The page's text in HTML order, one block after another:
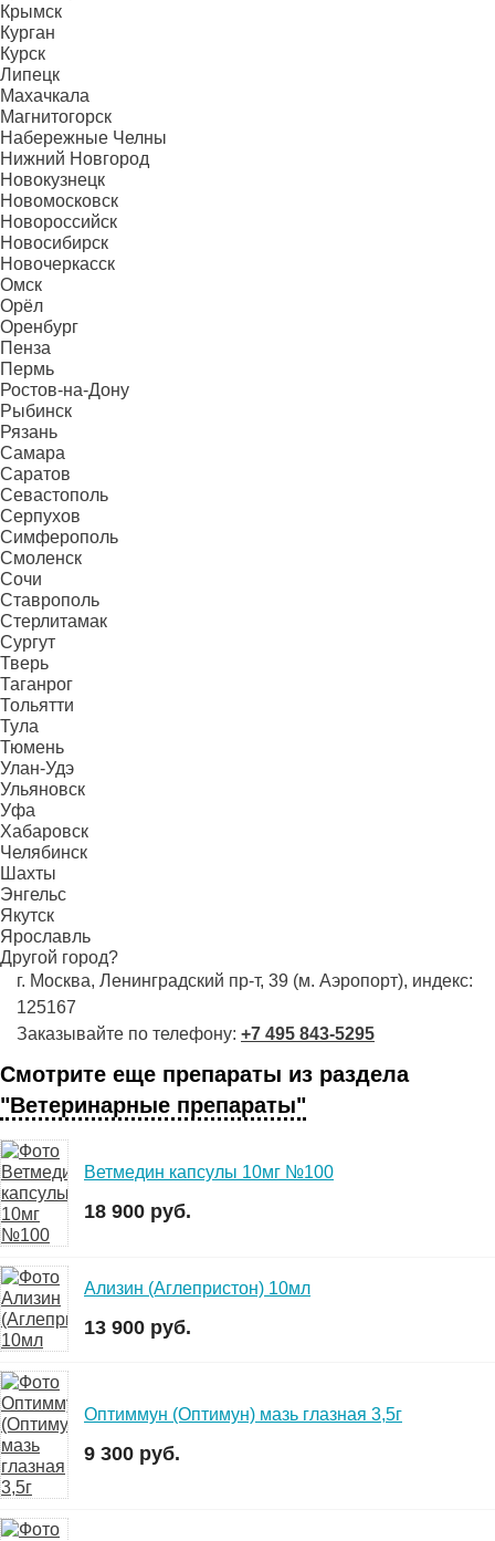
Крымск
Курган
Курск
Липецк
Махачкала
Магнитогорск
Набережные Челны
Нижний Новгород
Новокузнецк
Новомосковск
Новороссийск
Новосибирск
Новочеркасск
Омск
Орёл
Оренбург
Пенза
Пермь
Ростов-на-Дону
Рыбинск
Рязань
Самара
Саратов
Севастополь
Серпухов
Симферополь
Смоленск
Сочи
Ставрополь
Стерлитамак
Сургут
Тверь
Таганрог
Тольятти
Тула
Тюмень
Улан-Удэ
Ульяновск
Уфа
Хабаровск
Челябинск
Шахты
Энгельс
Якутск
Ярославль
Другой город?
г. Москва, Ленинградский пр-т, 39 (м. Аэропорт), индекс:
125167
Заказывайте по телефону: +7 495 843-5295
Смотрите еще препараты из раздела
"Ветеринарные препараты"
Ветмедин капсулы 10мг №100
18 900 руб.
Ализин (Аглепристон) 10мл
13 900 руб.
Оптиммун (Оптимун) мазь глазная 3,5г
9 300 руб.